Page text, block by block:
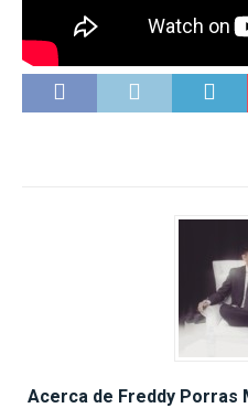
Acerca de Freddy Porras